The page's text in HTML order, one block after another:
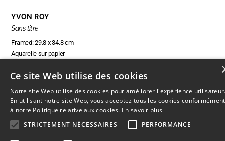
YVON ROY
Sans titre
Framed: 29.8 x 34.8 cm
Aquarelle sur papier
Ce site Web utilise des cookies
Notre site Web utilise des cookies pour améliorer l'expérience
En utilisant notre site Web, vous acceptez tous les cookies conformément
à notre Politique relative aux cookies. En savoir plus
STRICTEMENT NÉCESSAIRES
PERFORMANCE